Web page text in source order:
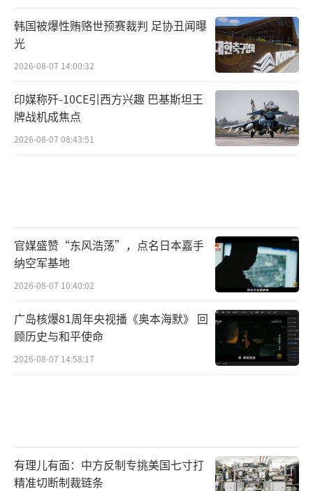
韩国被爆性贿赂世预赛裁判 足协丑闻曝
光
2026-08-07 14:00:32
印媒称歼-10CE引西方兴趣 巴基斯坦王
牌战机成焦点
2026-08-07 08:43:51
官媒盛赞“东风浩荡”，点名日本嘉手
纳空军基地
2026-08-07 10:40:02
广岛核爆81周年央视播《奥本海默》 回
顾历史与和平使命
2026-08-07 14:58:17
有理儿有面：中方反制专挑美国七寸打
精准切断制裁链条